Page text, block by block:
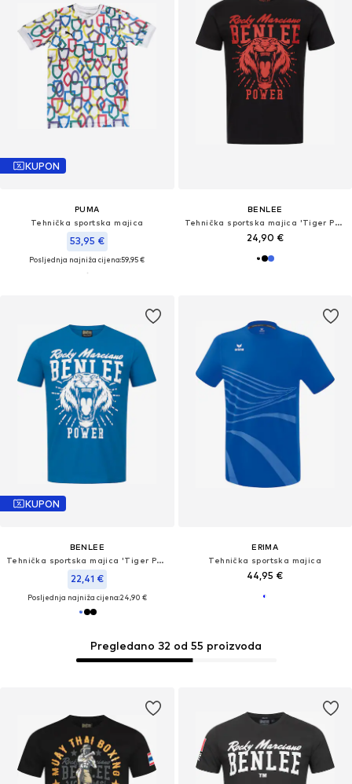
KUPON
PUMA
Tehnička sportska majica
53,95 €
Posljednja najniža cijena:59,95 €
BENLEE
Tehnička sportska majica 'Tiger Power'
24,90 €
KUPON
BENLEE
Tehnička sportska majica 'Tiger Power'
22,41 €
Posljednja najniža cijena:24,90 €
ERIMA
Tehnička sportska majica
44,95 €
Pregledano 32 od 55 proizvoda